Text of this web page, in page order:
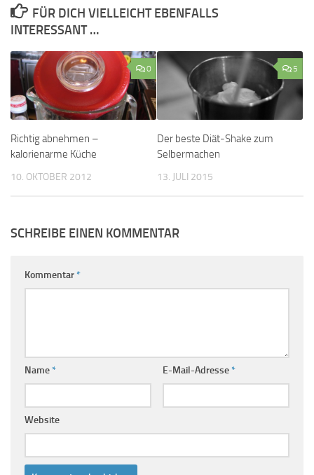
FÜR DICH VIELLEICHT EBENFALLS
INTERESSANT …
0
Richtig abnehmen –
kalorienarme Küche
10. OKTOBER 2012
5
Der beste Diät-Shake zum
Selbermachen
13. JULI 2015
SCHREIBE EINEN KOMMENTAR
Kommentar*
Name* E-Mail-Adresse*
Website